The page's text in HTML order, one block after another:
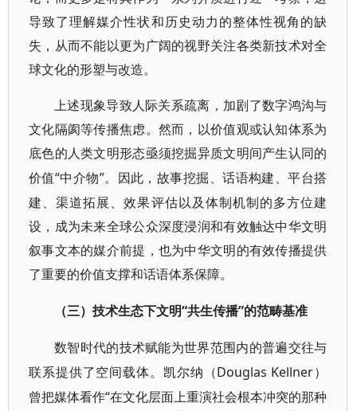
导致了理解媒介性状和历史动力的整体性视角的缺
失，从而不能以更为广阔的视野关注各类新技术对全
球文化的形塑与改造。
上述现象导致人际关系疏离，加剧了数字鸿沟与
文化隔阂等传播焦虑。然而，以价值观或认知体系为
底色的人类文明形态亟须挖掘异质文明间产生认同的
价值“中介物”。因此，故事挖掘、话语构建、平台搭
建、渠道拓展、效果评估以及体制机制的多方位建
设，成为未来全球公众深度浸润和有效触达中华文明
叙事文本的媒介前提，也为中华文明的有效传播提供
了重要的价值支撑和话语体系保障。
（三）技术生态下文明“共生传播”的范畴基准
数智时代的技术赋能为世界范围内的普遍交往与
联系提供了空间载体。凯尔纳（Douglas Kellner）
曾把媒体看作“在文化层面上重演社会根本冲突的那种